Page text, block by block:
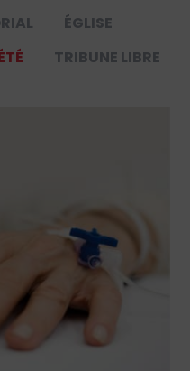
ÉGLISE
TRIBUNE LIBRE